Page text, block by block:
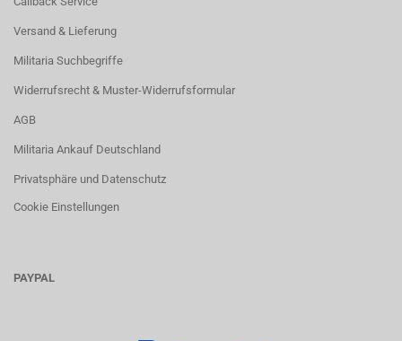
Versand & Lieferung
Militaria Suchbegriffe
Widerrufsrecht & Muster-Widerrufsformular
AGB
Militaria Ankauf Deutschland
Privatsphäre und Datenschutz
Cookie Einstellungen
PAYPAL